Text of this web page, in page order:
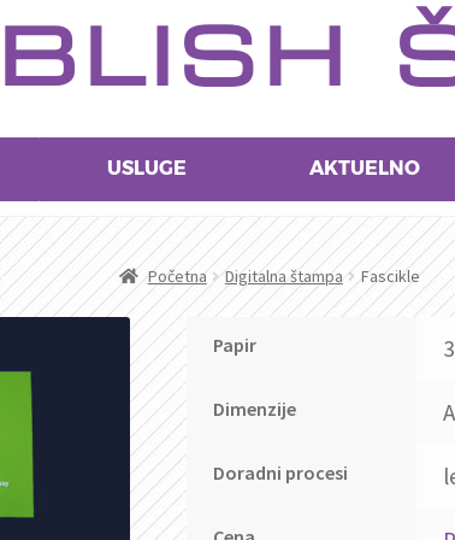
USLUGE AKTUELNO
Početna Digitalna štampa Fascikle
Papir
Dimenzije
Doradni procesi